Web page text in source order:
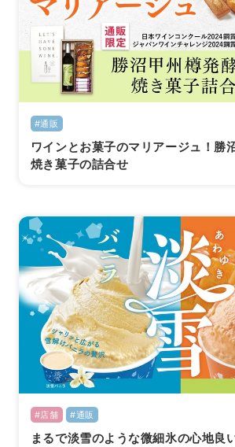
#通販
ワインとお菓子のマリアージュ！勝
焼き菓子の詰合せ
#店舗 #通販
まるで淡雪のような微細氷の心地良